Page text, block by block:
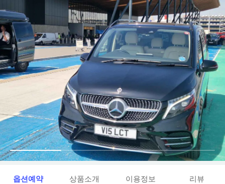
옵션예약 상품소개 이용정보 리뷰